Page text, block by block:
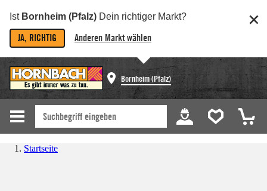
Ist Bornheim (Pfalz) Dein richtiger Markt?
JA, RICHTIG Anderen Markt wählen
Bornheim (Pfalz)
Startseite